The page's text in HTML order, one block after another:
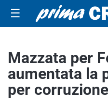
☰
Mazzata per
aumentata la
per corruzione